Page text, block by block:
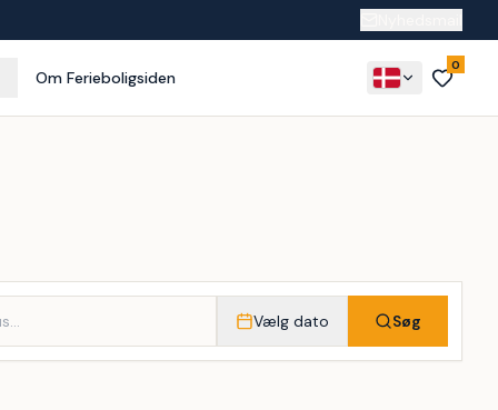
Om Ferieboligsiden
0
Vælg dato Søg